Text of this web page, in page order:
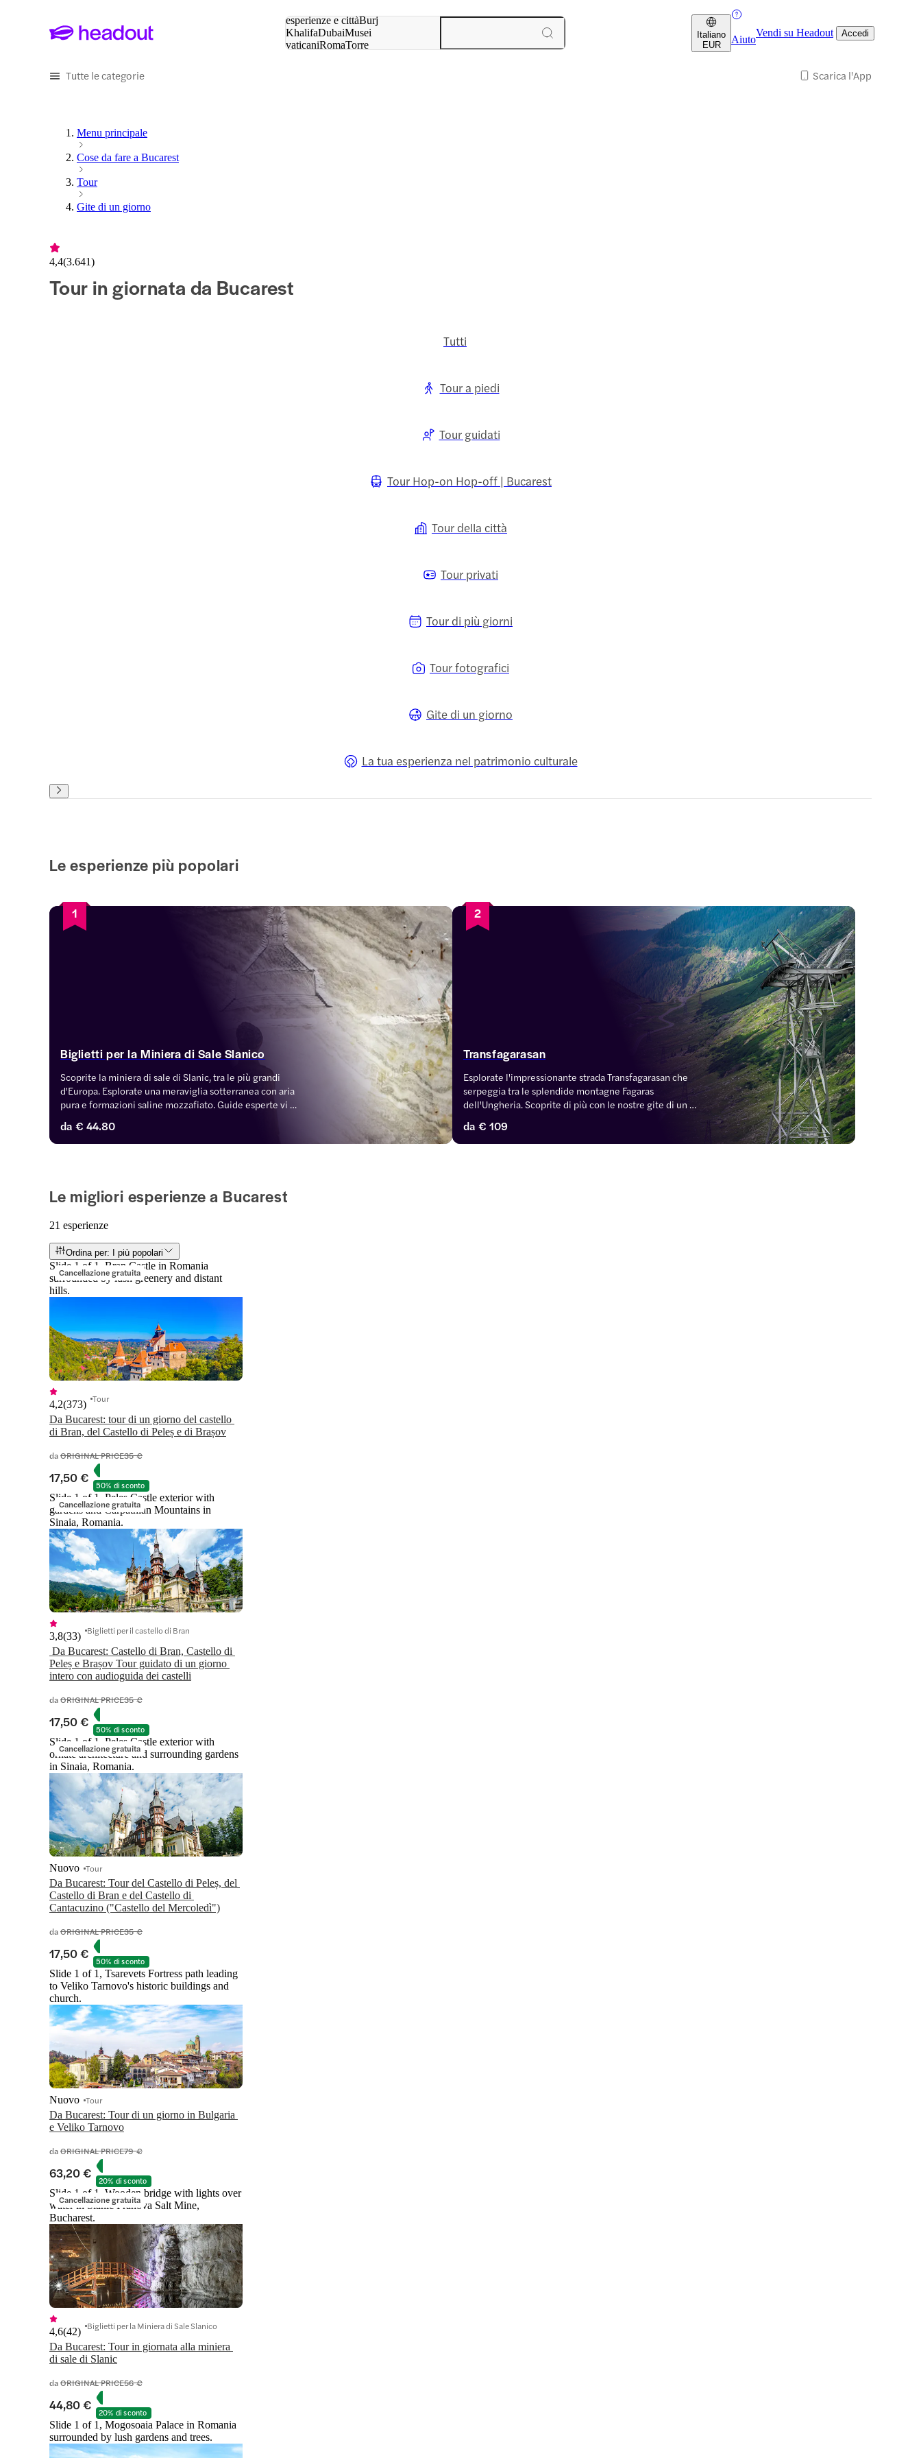
esperienze e cittàBurj
KhalifaDubaiMusei
vaticaniRomaTorre
Italiano
EUR
Aiuto
Vendi su Headout Accedi
Tutte le categorie Scarica l'App
Menu principale
Cose da fare a Bucarest
Tour
Gite di un giorno
4,4(3.641)
Tour in giornata da Bucarest
Tutti
Tour a piedi
Tour guidati
Tour Hop-on Hop-off | Bucarest
Tour della città
Tour privati
Tour di più giorni
Tour fotografici
Gite di un giorno
La tua esperienza nel patrimonio culturale
Le esperienze più popolari
1
Biglietti per la Miniera di Sale Slanico
Scoprite la miniera di sale di Slanic, tra le più grandi
d'Europa. Esplorate una meraviglia sotterranea con aria
pura e formazioni saline mozzafiato. Guide esperte vi
spettacolari sculture di sale scolpite dai corsi d'acqua
sotterranei.
da € 44.80
2
Transfagarasan
Esplorate l'impressionante strada Transfagarasan che
serpeggia tra le splendide montagne Fagaras
dell'Ungheria. Scoprite di più con le nostre gite di un
trasferimenti continui.
da € 109
Le migliori esperienze a Bucarest
21 esperienze
Ordina per: I più popolari
Cancellazione gratuita
Slide 1 of 1, Bran Castle in Romania
surrounded by lush greenery and distant
hills.
Da Bucarest: tour di un giorno del castello
di Bran, del Castello di Peleș e di Brașov
4,2(373) Tour
daORIGINAL PRICE35 €
17,50 € 50% di sconto
Cancellazione gratuita
Slide 1 of 1, Peles Castle exterior with
gardens and Carpathian Mountains in
Sinaia, Romania.
Da Bucarest: Castello di Bran, Castello di
Peleș e Brașov Tour guidato di un giorno
3,8(33) Biglietti per il castello di Bran
daORIGINAL PRICE35 €
17,50 € 50% di sconto
Cancellazione gratuita
Slide 1 of 1, Peles Castle exterior with
ornate architecture and surrounding gardens
in Sinaia, Romania.
Da Bucarest: Tour del Castello di Peleș, del
Castello di Bran e del Castello di
Nuovo Tour
daORIGINAL PRICE35 €
17,50 € 50% di sconto
Slide 1 of 1, Tsarevets Fortress path leading
to Veliko Tarnovo's historic buildings and
church.
Da Bucarest: Tour di un giorno in Bulgaria
e Veliko Tarnovo
Nuovo Tour
daORIGINAL PRICE79 €
63,20 € 20% di sconto
Cancellazione gratuita
Slide 1 of 1, Wooden bridge with lights over
water in Slanic Prahova Salt Mine,
Bucharest.
Da Bucarest: Tour in giornata alla miniera
di sale di Slanic
4,6(42) Biglietti per la Miniera di Sale Slanico
daORIGINAL PRICE56 €
44,80 € 20% di sconto
Slide 1 of 1, Mogosoaia Palace in Romania
surrounded by lush gardens and trees.